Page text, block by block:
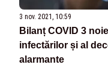
3 nov. 2021, 10:59
Bilanț COVID 3
infectărilor și al
alarmante